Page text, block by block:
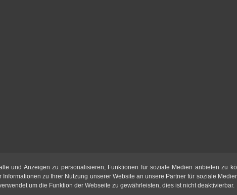
und Anzeigen zu personalisieren, Funktionen für soziale Medien anbieten zu
zu Ihrer Nutzung unserer Website an unsere Partner für soziale
um die Funktion der Webseite zu gewährleisten, dies ist nicht deaktivierbar.